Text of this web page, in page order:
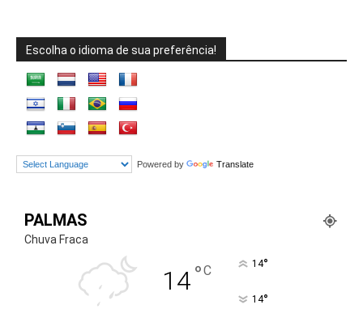
Escolha o idioma de sua preferência!
Powered by Translate
PALMAS
Chuva Fraca
14°C 14°
14°